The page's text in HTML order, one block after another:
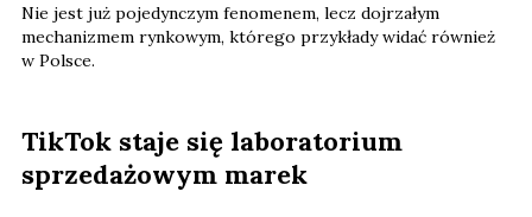
Nie jest już pojedynczym fenomenem, lecz dojrzałym
mechanizmem rynkowym, którego przykłady widać również
w Polsce.
TikTok staje się laboratorium
sprzedażowym marek